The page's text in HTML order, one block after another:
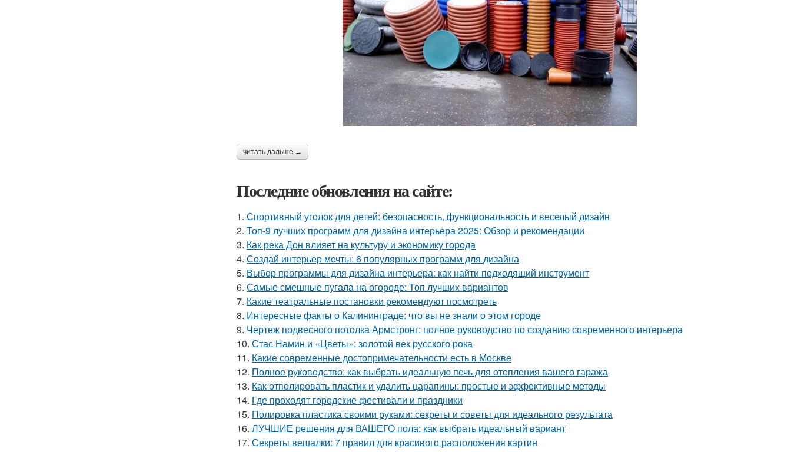
читать дальше →
Последние обновления на сайте:
1. Спортивный уголок для детей: безопасность, функциональность и веселый дизайн
2. Топ-9 лучших программ для дизайна интерьера 2025: Обзор и рекомендации
3. Как река Дон влияет на культуру и экономику города
4. Создай интерьер мечты: 6 популярных программ для дизайна
5. Выбор программы для дизайна интерьера: как найти подходящий инструмент
6. Самые смешные пугала на огороде: Топ лучших вариантов
7. Какие театральные постановки рекомендуют посмотреть
8. Интересные факты о Калининграде: что вы не знали о этом городе
9. Чертеж подвесного потолка Армстронг: полное руководство по созданию современного интерьера
10. Стас Намин и «Цветы»: золотой век русского рока
11. Какие современные достопримечательности есть в Москве
12. Полное руководство: как выбрать идеальную печь для отопления вашего гаража
13. Как отполировать пластик и удалить царапины: простые и эффективные методы
14. Где проходят городские фестивали и праздники
15. Полировка пластика своими руками: секреты и советы для идеального результата
16. ЛУЧШИЕ решения для ВАШЕГО пола: как выбрать идеальный вариант
17. Секреты вешалки: 7 правил для красивого расположения картин